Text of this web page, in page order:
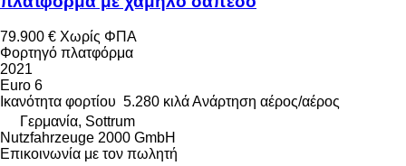
79.900 € Χωρίς ΦΠΑ
Φορτηγό πλατφόρμα
2021
Euro 6
Ικανότητα φορτίου 5.280 κιλάΑνάρτηση αέρος/αέρος
Γερμανία, Sottrum
Nutzfahrzeuge 2000 GmbH
Επικοινωνία με τον πωλητή